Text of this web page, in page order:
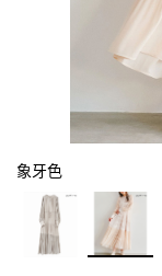
象牙色